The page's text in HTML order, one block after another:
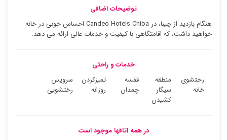
توضیحات اضافی
هنگام بازدید از چیبا، در Candeo Hotels Chiba احساس خوبی در خانه
خواهید داشت، که اقامتگاهی با کیفیت و خدمات عالی ارائه می دهد.
خدمات و راحتی
رختشوی
خانه
منطقه
سیگار
کشیدن
قفسه
چمدان
تمیزکردن
روزانه
سرویس
رختشویی
در همه اتاقها موجود است